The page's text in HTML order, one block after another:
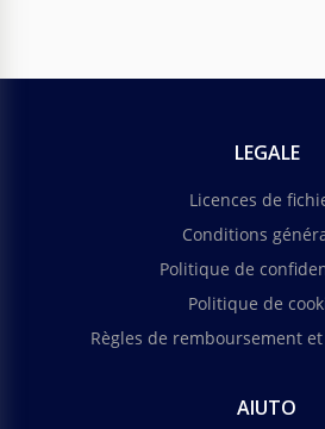
LEGALE
Licences de
Conditions
Politique de
Politique de
Règles de remboursement
AIUTO